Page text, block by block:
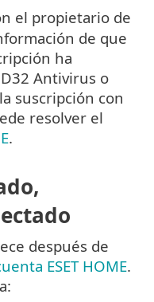
el propietario de
de que
ha
Antivirus o
suscripción con
resolver el
.
después de
ESET HOME.